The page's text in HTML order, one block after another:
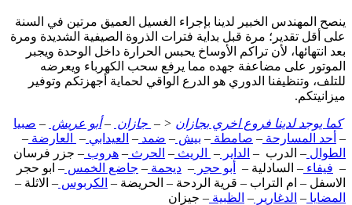
ينصح المهندس الخبير لدينا بإجراء الغسيل العميق مرتين في السنة
على أقل تقدير؛ مرة قبل بداية فترات الذروة الصيفية الشديدة ومرة
بعد انتهائها، لأن تراكم الأوساخ يحبس الحرارة داخل الوحدة ويجبر
الموتور على مضاعفة جهده مما يرفع سحب الكهرباء ويعرضه
للتلف، وتنظيفنا الدوري هو الدرع الواقي لحماية أجهزتكم وتوفير
ميزانيتكم.
كما يوجد لدينا فروع اخري بجازان < – جازان –أبو عريش – صبيا
– أحد المسارحة – صامطة – بيش – ضمد – العيدابي – العارضة –
الطوال – الدرب – الداير – الريث – الحرث – هروب – جزر فرسان
– فيفاء – السادلية – أبو حجر – ديحمة – جاضع الخمس – ابو حجر
الاسفل – ام التراب – قرية الردحة – الحريضة – الكربوس – الاثلة –
المضايا – الدغارير – الظبية – جيزان